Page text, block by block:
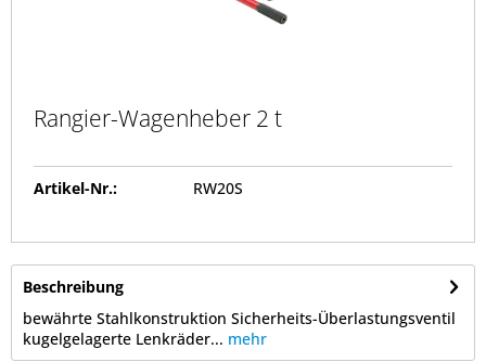
Rangier-Wagenheber 2 t
Artikel-Nr.: RW20S
Beschreibung
bewährte Stahlkonstruktion Sicherheits-Überlastungsventil
kugelgelagerte Lenkräder... mehr